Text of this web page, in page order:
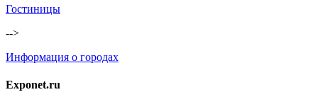
Гостиницы
-->
Информация о городах
Exponet.ru